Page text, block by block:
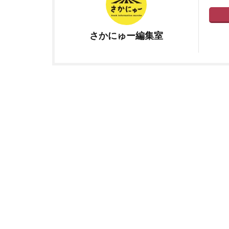
さかにゅー編集室